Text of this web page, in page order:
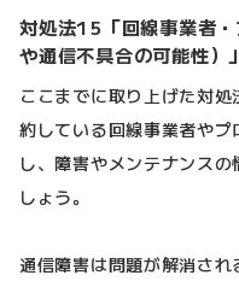
対処法15「回線事業者
や通信不具合の可能性）」
ここまでに取り上げた対
約している回線事業者や
し、障害やメンテナンス
しょう。
通信障害は問題が解消さ